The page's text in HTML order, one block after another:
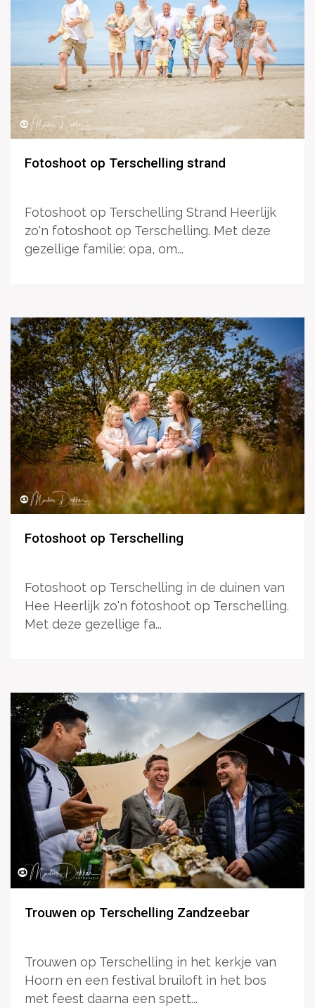
Fotoshoot op Terschelling strand
Fotoshoot op Terschelling Strand Heerlijk
zo'n fotoshoot op Terschelling. Met deze
gezellige familie; opa, om...
Fotoshoot op Terschelling
Fotoshoot op Terschelling in de duinen van
Hee Heerlijk zo'n fotoshoot op Terschelling.
Met deze gezellige fa...
Trouwen op Terschelling Zandzeebar
Trouwen op Terschelling in het kerkje van
Hoorn en een festival bruiloft in het bos
met feest daarna een spett...